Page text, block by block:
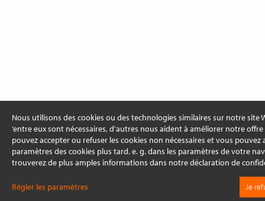
Nous utilisons des cookies ou des technologies similaires sur notre site
’entre eux sont nécessaires, d’autres nous aident à améliorer notre
pouvez accepter ou refuser les cookies non nécessaires et vous pouvez
paramètres des cookies plus tard. e. g. dans les paramètres de votre
trouverez de plus amples informations dans notre déclaration de
Régler les paramètres Je